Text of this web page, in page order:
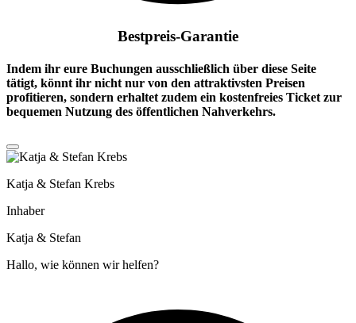
Bestpreis-Garantie
Indem ihr eure Buchungen ausschließlich über diese Seite
tätigt, könnt ihr nicht nur von den attraktivsten Preisen
profitieren, sondern erhaltet zudem ein kostenfreies Ticket zur
bequemen Nutzung des öffentlichen Nahverkehrs.
Katja & Stefan Krebs
Inhaber
Katja & Stefan
Hallo, wie können wir helfen?